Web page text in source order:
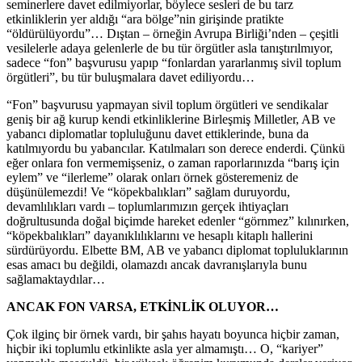
seminerlere davet edilmiyorlar, böylece sesleri de bu tarz
etkinliklerin yer aldığı “ara bölge”nin girişinde pratikte
“öldürülüyordu”… Dıştan – örneğin Avrupa Birliği’nden – çeşitli
vesilelerle adaya gelenlerle de bu tür örgütler asla tanıştırılmıyor,
sadece “fon” başvurusu yapıp “fonlardan yararlanmış sivil toplum
örgütleri”, bu tür buluşmalara davet ediliyordu…
“Fon” başvurusu yapmayan sivil toplum örgütleri ve sendikalar
geniş bir ağ kurup kendi etkinliklerine Birleşmiş Milletler, AB ve
yabancı diplomatlar topluluğunu davet ettiklerinde, buna da
katılmıyordu bu yabancılar. Katılmaları son derece enderdi. Çünkü
eğer onlara fon vermemişseniz, o zaman raporlarınızda “barış için
eylem” ve “ilerleme” olarak onları örnek gösteremeniz de
düşünülemezdi! Ve “köpekbalıkları” sağlam duruyordu,
devamlılıkları vardı – toplumlarımızın gerçek ihtiyaçları
doğrultusunda doğal biçimde hareket edenler “görnmez” kılınırken,
“köpekbalıkları” dayanıklılıklarını ve hesaplı kitaplı hallerini
sürdürüyordu. Elbette BM, AB ve yabancı diplomat topluluklarının
esas amacı bu değildi, olamazdı ancak davranışlarıyla bunu
sağlamaktaydılar…
ANCAK FON VARSA, ETKİNLİK OLUYOR…
Çok ilginç bir örnek vardı, bir şahıs hayatı boyunca hiçbir zaman,
hiçbir iki toplumlu etkinlikte asla yer almamıştı… O, “kariyer”